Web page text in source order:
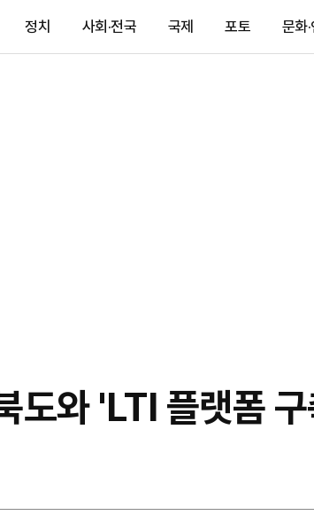
정치 사회·전국 국제 포토 문화·
도와 'LTI 플랫폼